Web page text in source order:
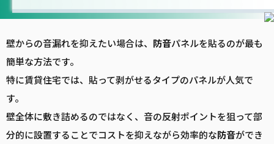
壁からの音漏れを抑えたい場合は、 防音パネルを貼るのが最も
簡単な方法です。
特に賃貸住宅では、貼って剥がせるタイプのパネルが人気で
す。
壁全体に敷き詰めるのではなく、音の反射ポイントを狙って部
分的に設置することでコストを抑えながら効率的な防音ができ